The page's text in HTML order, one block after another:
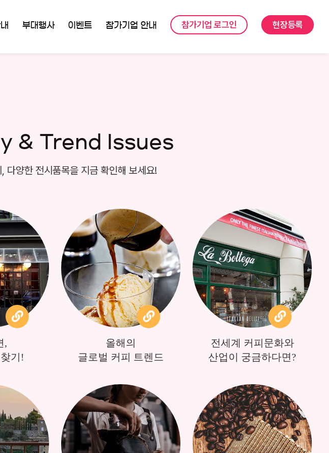
부대행사 이벤트 참가기업 안내 참가기업 로그인 현장등록
& Trend Issues
다양한 전시품목을 지금 확인해 보세요!
,
기!
올해의
글로벌 커피 트렌드
전세계 커피문화와
산업이 궁금하다면?